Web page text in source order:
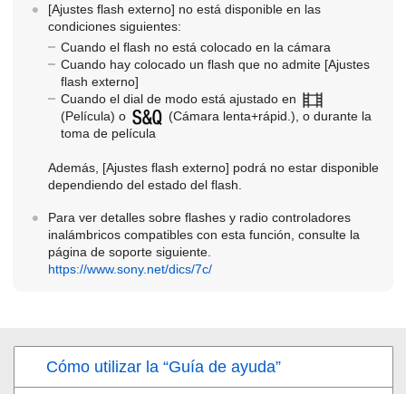
[Ajustes flash externo] no está disponible en las
condiciones siguientes:
Cuando el flash no está colocado en la cámara
Cuando hay colocado un flash que no admite [Ajustes
flash externo]
Cuando el dial de modo está ajustado en
(Película) o (Cámara lenta+rápid.), o durante la
toma de película
Además, [Ajustes flash externo] podrá no estar disponible
dependiendo del estado del flash.
Para ver detalles sobre flashes y radio controladores
inalámbricos compatibles con esta función, consulte la
página de soporte siguiente.
https://www.sony.net/dics/7c/
Cómo utilizar la “Guía de ayuda”